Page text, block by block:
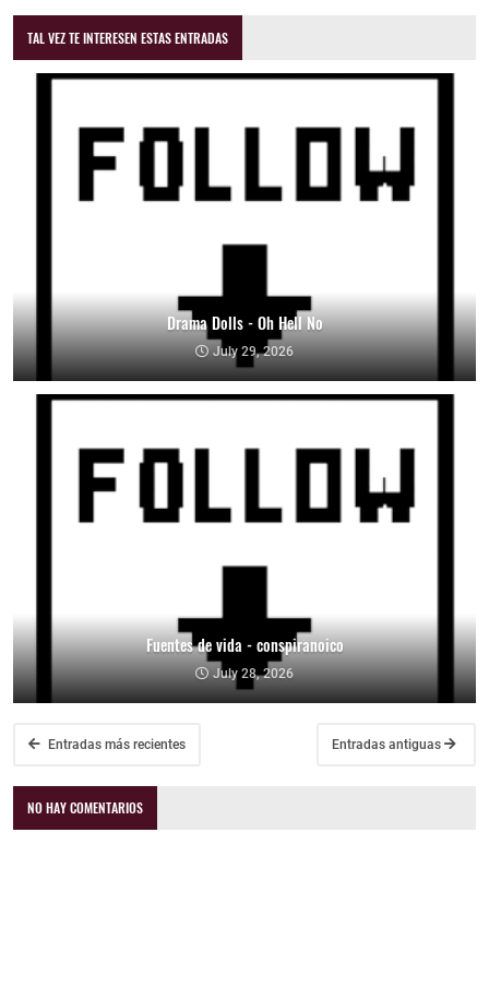
TAL VEZ TE INTERESEN ESTAS ENTRADAS
Drama Dolls - Oh Hell No
July 29, 2026
Fuentes de vida - conspiranoico
July 28, 2026
Entradas más recientes Entradas antiguas
NO HAY COMENTARIOS